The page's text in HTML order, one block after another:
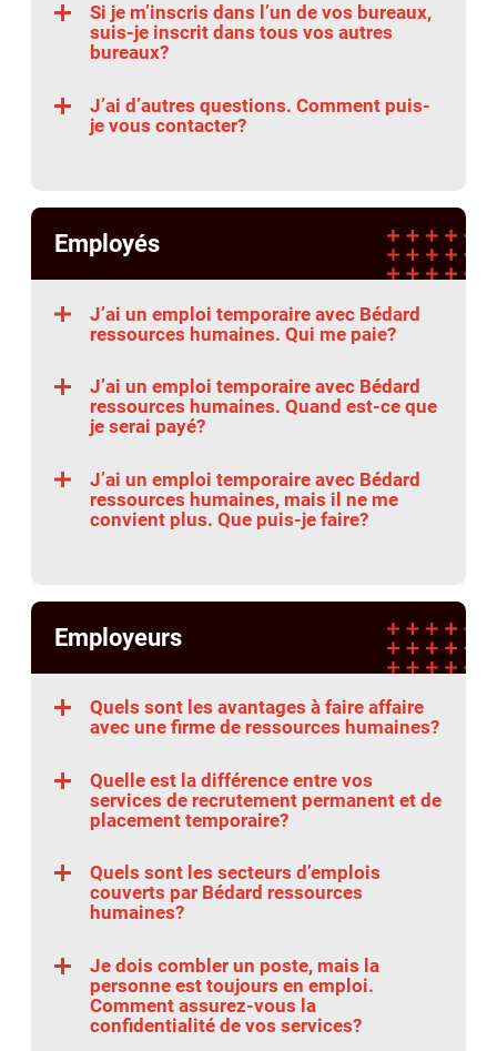
Si je m’inscris dans l’un de vos bureaux,
suis-je inscrit dans tous vos autres
bureaux?
J’ai d’autres questions. Comment puis-
je vous contacter?
Employés
J’ai un emploi temporaire avec Bédard
ressources humaines. Qui me paie?
J’ai un emploi temporaire avec Bédard
ressources humaines. Quand est-ce que
je serai payé?
J’ai un emploi temporaire avec Bédard
ressources humaines, mais il ne me
convient plus. Que puis-je faire?
Employeurs
Quels sont les avantages à faire affaire
avec une firme de ressources humaines?
Quelle est la différence entre vos
services de recrutement permanent et de
placement temporaire?
Quels sont les secteurs d’emplois
couverts par Bédard ressources
humaines?
Je dois combler un poste, mais la
personne est toujours en emploi.
Comment assurez-vous la
confidentialité de vos services?